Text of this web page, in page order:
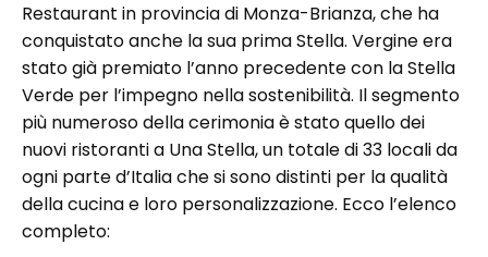
Restaurant in provincia di Monza-Brianza, che ha
conquistato anche la sua prima Stella. Vergine era
stato già premiato l’anno precedente con la Stella
Verde per l’impegno nella sostenibilità. Il segmento
più numeroso della cerimonia è stato quello dei
nuovi ristoranti a Una Stella, un totale di 33 locali da
ogni parte d’Italia che si sono distinti per la qualità
della cucina e loro personalizzazione. Ecco l’elenco
completo: